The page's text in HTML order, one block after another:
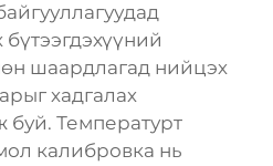
шаардлагад нийцэх
хадгалах
Температурт
калибровка нь